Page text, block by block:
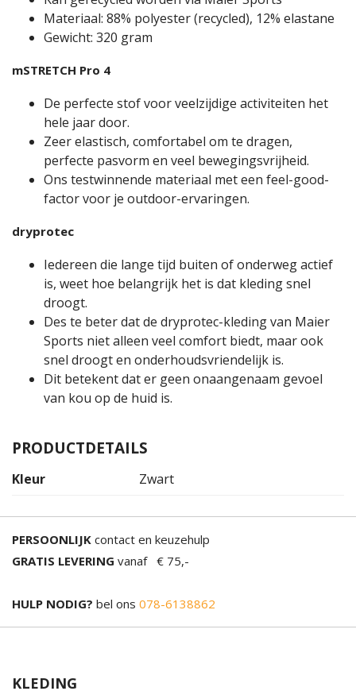
Materiaal: 88% polyester (recycled), 12% elastane
Gewicht: 320 gram
mSTRETCH Pro 4
De perfecte stof voor veelzijdige activiteiten het
hele jaar door.
Zeer elastisch, comfortabel om te dragen,
perfecte pasvorm en veel bewegingsvrijheid.
Ons testwinnende materiaal met een feel-good-
factor voor je outdoor-ervaringen.
dryprotec
Iedereen die lange tijd buiten of onderweg actief
is, weet hoe belangrijk het is dat kleding snel
droogt.
Des te beter dat de dryprotec-kleding van Maier
Sports niet alleen veel comfort biedt, maar ook
snel droogt en onderhoudsvriendelijk is.
Dit betekent dat er geen onaangenaam gevoel
van kou op de huid is.
PRODUCTDETAILS
Kleur Zwart
PERSOONLIJK contact en keuzehulp
GRATIS LEVERING vanaf € 75,-
HULP NODIG? bel ons 078-6138862
KLEDING